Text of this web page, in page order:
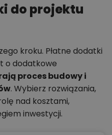
do projektu
kroku. Płatne dodatki
o dodatkowe
proces budowy i
. Wybierz rozwiązania,
nad kosztami,
inwestycji.